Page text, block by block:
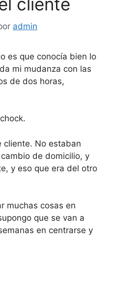
admin
es que conocía bien lo
mi mudanza con las
de dos horas,
cliente. No estaban
de domicilio, y
y eso que era del otro
muchas cosas en
que se van a
en centrarse y